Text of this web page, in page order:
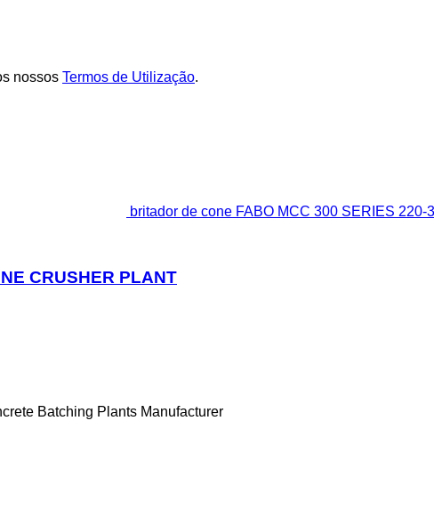
nossos Termos de Utilização.
britador de cone FABO MCC 300 SERIES
CRUSHER PLANT
Batching Plants Manufacturer